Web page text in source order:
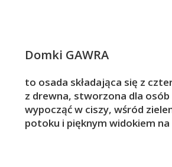
Domki GAWRA
to osada składająca się z
z drewna, stworzona dla osób
wypocząć w ciszy, wśród
potoku i pięknym widokiem